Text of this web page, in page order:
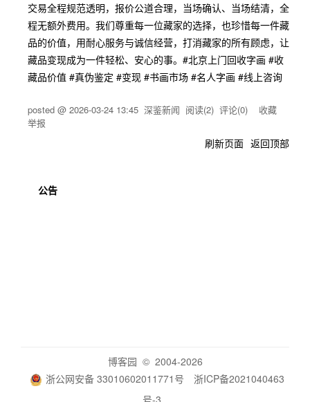
交易全程规范透明，报价公道合理，当场确认、当场结清，全
程无额外费用。我们尊重每一位藏家的选择，也珍惜每一件藏
品的价值，用耐心服务与诚信经营，打消藏家的所有顾虑，让
藏品变现成为一件轻松、安心的事。#北京上门回收字画 #收
藏品价值 #真伪鉴定 #变现 #书画市场 #名人字画 #线上咨询
posted @ 2026-03-24 13:45 深鉴新闻 阅读(2) 评论(0) 收藏
举报
刷新页面 返回顶部
公告
博客园 © 2004-2026
浙公网安备 33010602011771号
浙ICP备2021040463
号-3